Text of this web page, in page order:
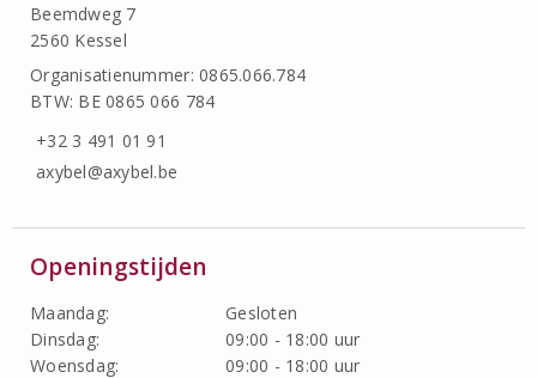
Beemdweg 7
2560 Kessel
Organisatienummer: 0865.066.784
BTW: BE 0865 066 784
+32 3 491 01 91
axybel@axybel.be
Openingstijden
Maandag:
Gesloten
Dinsdag:
09:00 - 18:00 uur
Woensdag:
09:00 - 18:00 uur